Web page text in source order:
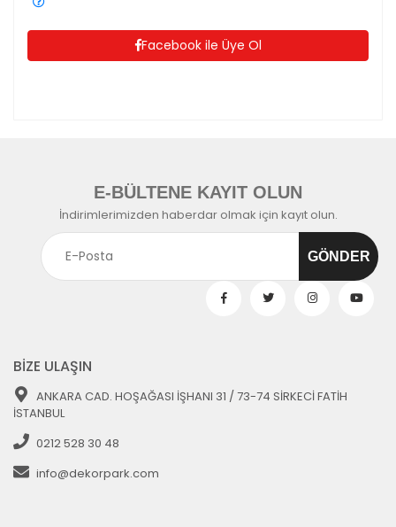
Facebook ile Üye Ol
E-BÜLTENE KAYIT OLUN
İndirimlerimizden haberdar olmak için kayıt olun.
BİZE ULAŞIN
ANKARA CAD. HOŞAĞASI İŞHANI 31 / 73-74 SİRKECİ FATİH
İSTANBUL
0212 528 30 48
info@dekorpark.com